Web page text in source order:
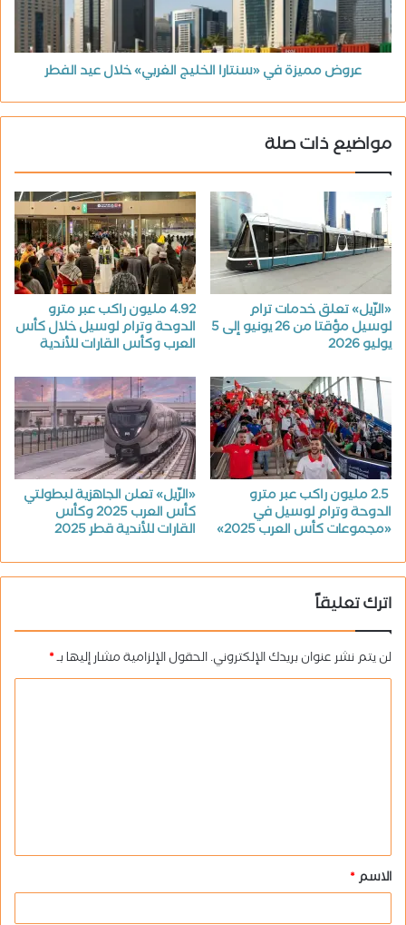
عروض مميزة في «سنتارا الخليج الغربي» خلال عيد الفطر
مواضيع ذات صلة
«الرّيل» تعلق خدمات ترام
لوسيل مؤقتا من 26 يونيو إلى 5
يوليو 2026
4.92 مليون راكب عبر مترو
الدوحة وترام لوسيل خلال كأس
العرب وكأس القارات للأندية
2.5 مليون راكب عبر مترو
الدوحة وترام لوسيل في
«مجموعات كأس العرب 2025»
«الرّيل» تعلن الجاهزية لبطولتي
كأس العرب 2025 وكأس
القارات للأندية قطر 2025
اترك تعليقاً
لن يتم نشر عنوان بريدك الإلكتروني.الحقول الإلزامية مشار إليها بـ*
ق
*
الاسم*